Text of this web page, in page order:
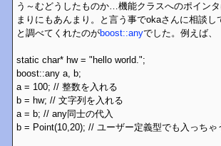
う～むどうしたものか…機能クラスへのポイン
まりにもあんまり。と言う事でokaさんに相談し
と調べてくれたのがboost::anyでした。例えば、
static char* hw = "hello world.";
boost::any a, b;
a = 100; // 整数を入れる
b = hw; // 文字列を入れる
a = b; // any同士の代入
b = Point(10,20); // ユーザー定義型でも入っちゃ